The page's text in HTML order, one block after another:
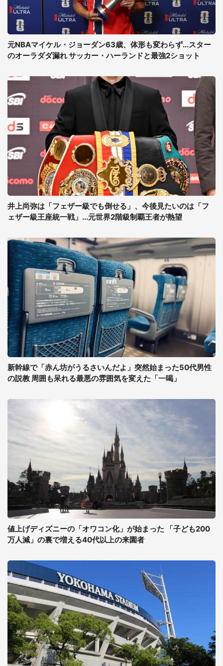
元NBAマイケル・ジョーダン63歳、体形も変わらず...スター
のオーラダダ漏れ サッカー・ハーランドと最強2ショット
井上尚弥は「フェザー級でも倒せる」、今後見たいのは「フ
ェザー級王座統一戦」...元世界2階級制覇王者が熱望
新幹線で「赤ん坊がうるさいんだよ」突然始まった50代男性
の説教 周囲も呆れる最悪の雰囲気を変えた「一喝」
値上げディズニーの「オワコン化」が始まった 「子ども200
万人減」の裏で増える40代以上の来園者